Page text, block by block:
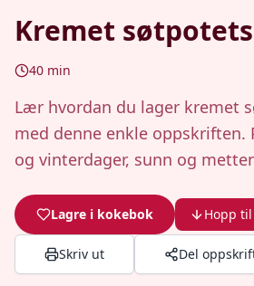
Kremet
40 min
Lær hvordan du lager kremet
med denne enkle oppskriften.
og vinterdager, sunn og
Lagre i kokebok Hopp
Skriv ut Del